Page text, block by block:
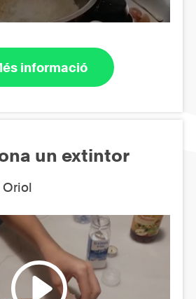
informació
un extintor
Oriol